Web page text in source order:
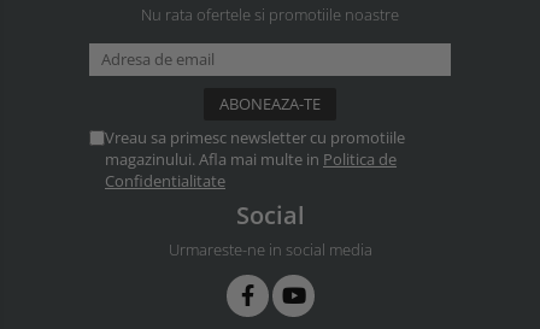
Nu rata ofertele si promotiile noastre
Vreau sa primesc newsletter cu promotiile
magazinului. Afla mai multe in Politica de
Confidentialitate
Social
Urmareste-ne in social media